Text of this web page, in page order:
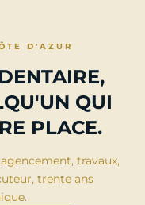
D'AZUR
QUI
PLACE.
travaux,
trente ans